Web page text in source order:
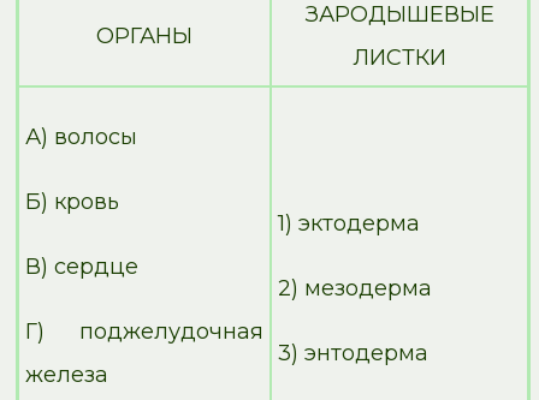
ОРГАНЫ
ЗАРОДЫШЕВЫЕ
ЛИСТКИ
А) волосы
Б) кровь
В) сердце
Г) поджелудочная
железа
1) эктодерма
2) мезодерма
3) энтодерма